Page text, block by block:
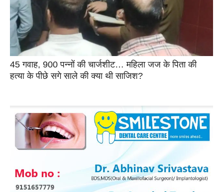
45 गवाह, 900 पन्नों की चार्जशीट… महिला जज के पिता की
हत्या के पीछे सगे साले की क्या थी साजिश?